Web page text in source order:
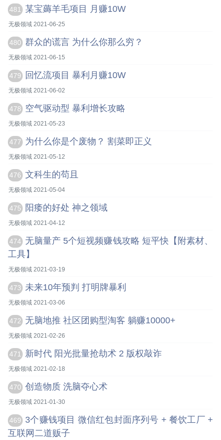
481 某宝薅羊毛项目 月赚10W
无极领域 2021-06-25
480 群众的谎言 为什么你那么穷？
无极领域 2021-06-15
479 回忆流项目 暴利月赚10W
无极领域 2021-06-02
478 空气驱动型 暴利增长攻略
无极领域 2021-05-23
477 为什么你是个废物？ 割菜即正义
无极领域 2021-05-12
476 文科生的苟且
无极领域 2021-05-04
475 阳痿的好处 神之领域
无极领域 2021-04-12
474
无脑量产 5个短视频赚钱攻略 短平快【附素材、
工具】
无极领域 2021-03-19
473 未来10年预判 打明牌暴利
无极领域 2021-03-06
472 无脑地推 社区团购型淘客 躺赚10000+
无极领域 2021-02-26
471 新时代 阳光批量抢劫术 2 版权敲诈
无极领域 2021-02-18
470 创造物质 洗脑夺心术
无极领域 2021-01-30
469
3个赚钱项目 微信红包封面序列号 + 餐饮工厂 +
互联网二道贩子